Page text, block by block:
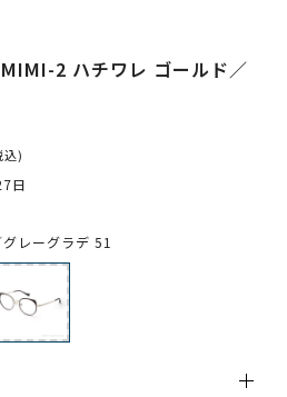
2 ハチワレ ゴールド／
込)
日
レーグラデ 51